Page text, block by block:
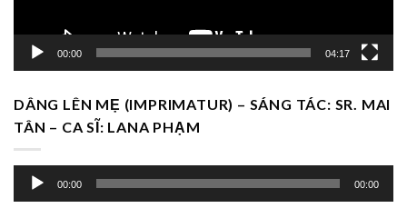
00:00 04:17
DÂNG LÊN MẸ (IMPRIMATUR) – SÁNG TÁC: SR. MAI
TÂN – CA SĨ: LANA PHẠM
Trình
chơi
00:00 00:00